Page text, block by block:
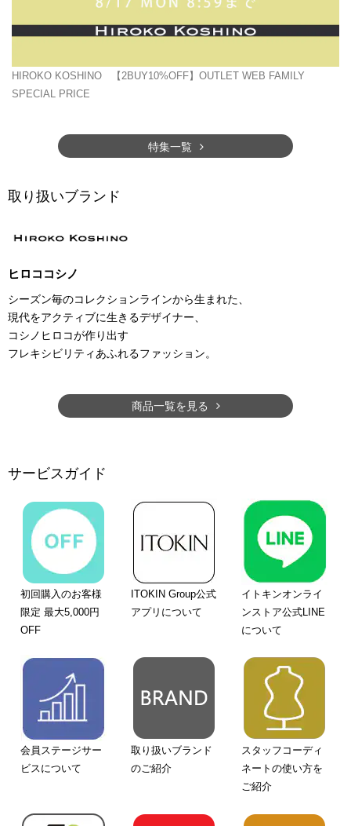
HIROKO KOSHINO 【2BUY10%OFF】OUTLET WEB FAMILY
SPECIAL PRICE
特集一覧
取り扱いブランド
ヒロココシノ
シーズン毎のコレクションラインから生まれた、
現代をアクティブに生きるデザイナー、
コシノヒロコが作り出す
フレキシビリティあふれるファッション。
商品一覧を見る
サービスガイド
初回購入のお客様
限定 最大5,000円
OFF
ITOKIN Group公式
アプリについて
イトキンオンライ
ンストア公式LINE
について
会員ステージサー
ビスについて
取り扱いブランド
のご紹介
スタッフコーディ
ネートの使い方を
ご紹介